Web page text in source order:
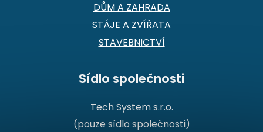
DŮM A ZAHRADA
STÁJE A ZVÍŘATA
STAVEBNICTVÍ
Sídlo společnosti
Tech System s.r.o.
(pouze sídlo společnosti)